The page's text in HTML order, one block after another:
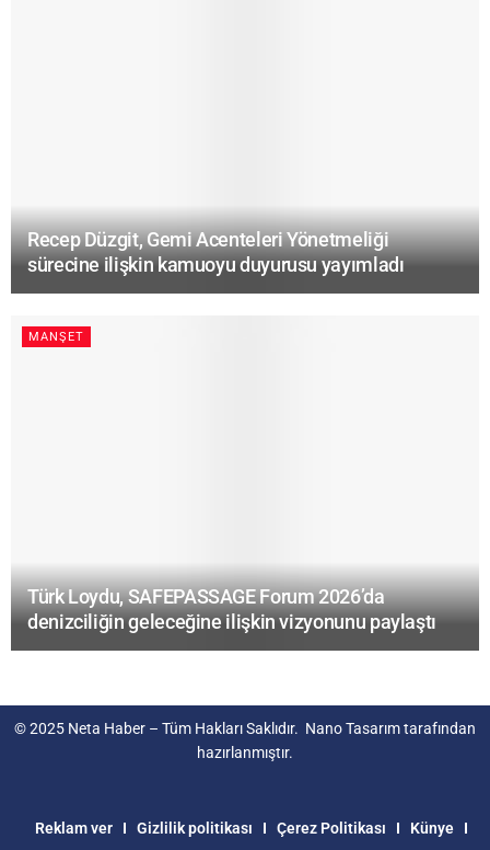
Recep Düzgit, Gemi Acenteleri Yönetmeliği
sürecine ilişkin kamuoyu duyurusu yayımladı
MANŞET
Türk Loydu, SAFEPASSAGE Forum 2026’da
denizciliğin geleceğine ilişkin vizyonunu paylaştı
© 2025 Neta Haber – Tüm Hakları Saklıdır. Nano Tasarımtarafından
hazırlanmıştır.
Reklam ver Gizlilik politikası Çerez Politikası Künye